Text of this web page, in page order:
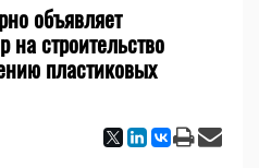
объявляет
строительство
пластиковых